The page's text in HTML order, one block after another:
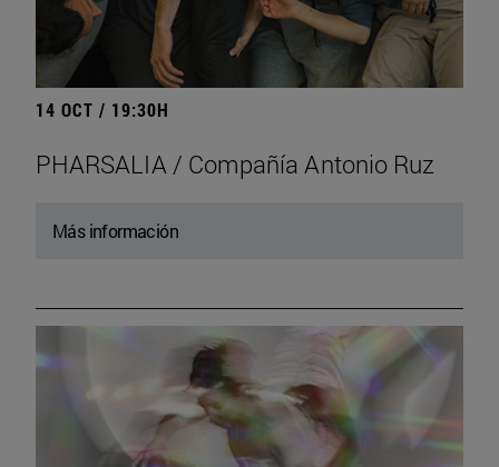
14 OCT / 19:30H
PHARSALIA / Compañía Antonio Ruz
Más información